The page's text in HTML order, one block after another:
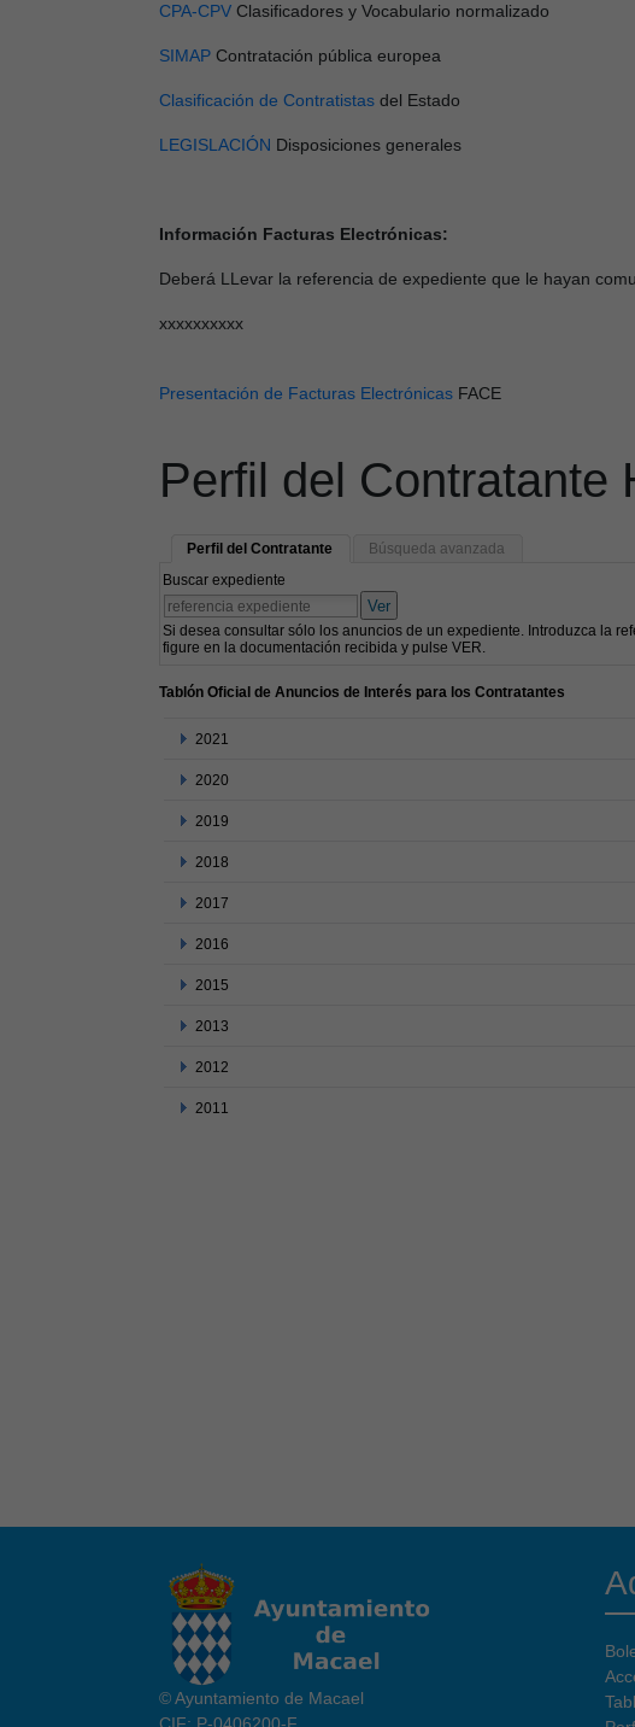
CPA-CPV Clasificadores y Vocabulario normalizado
SIMAP Contratación pública europea
Clasificación de Contratistas del Estado
LEGISLACIÓN Disposiciones generales
Información Facturas Electrónicas:
Deberá LLevar la referencia de expediente que le hayan
xxxxxxxxxx
Presentación de Facturas Electrónicas FACE
Perfil del Contratante
© Ayuntamiento de Macael
CIF: P-0406200-F